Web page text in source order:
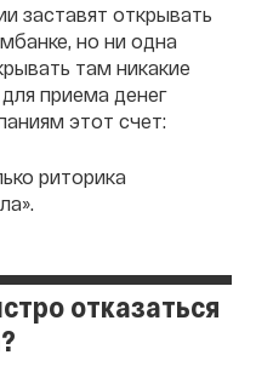
заставят открывать
но ни одна
там никакие
приема денег
этот счет:
риторика
отказаться